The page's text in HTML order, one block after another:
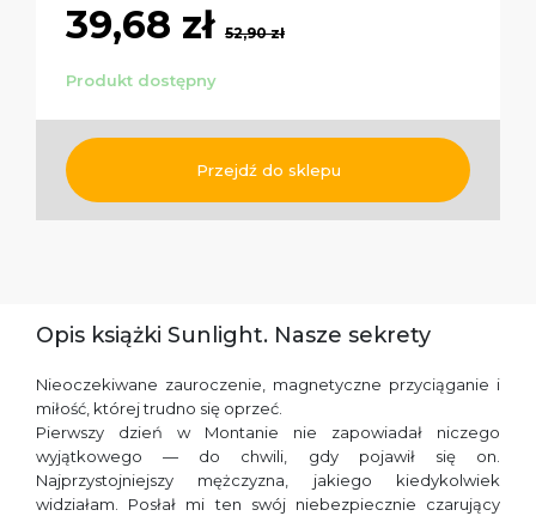
39,68 zł 52,90 zł
Produkt dostępny
Przejdź do sklepu
Opis książki Sunlight. Nasze sekrety
Nieoczekiwane zauroczenie, magnetyczne przyciąganie i
miłość, której trudno się oprzeć.
Pierwszy dzień w Montanie nie zapowiadał niczego
wyjątkowego — do chwili, gdy pojawił się on.
Najprzystojniejszy mężczyzna, jakiego kiedykolwiek
widziałam. Posłał mi ten swój niebezpiecznie czarujący